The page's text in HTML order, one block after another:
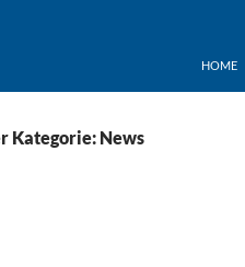
HOME
Kategorie: News